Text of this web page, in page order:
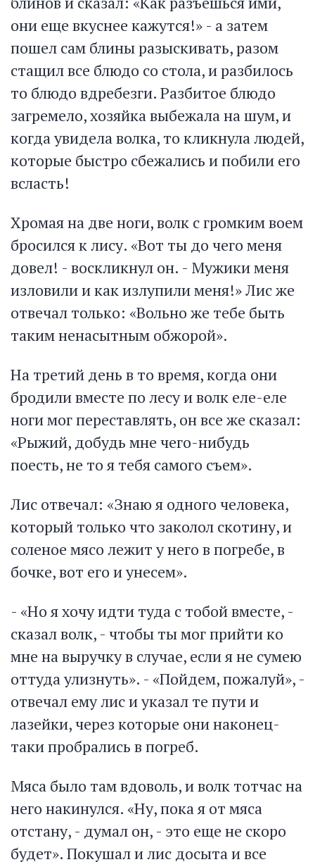
они еще вкуснее кажутся!» - а затем
пошел сам блины разыскивать, разом
стащил все блюдо со стола, и разбилось
то блюдо вдребезги. Разбитое блюдо
загремело, хозяйка выбежала на шум, и
когда увидела волка, то кликнула людей,
которые быстро сбежались и побили его
всласть!
Хромая на две ноги, волк с громким воем
бросился к лису. «Вот ты до чего меня
довел! - воскликнул он. - Мужики меня
изловили и как излупили меня!» Лис же
отвечал только: «Вольно же тебе быть
таким ненасытным обжорой».
На третий день в то время, когда они
бродили вместе по лесу и волк еле-еле
ноги мог переставлять, он все же сказал:
«Рыжий, добудь мне чего-нибудь
поесть, не то я тебя самого съем».
Лис отвечал: «Знаю я одного человека,
который только что заколол скотину, и
соленое мясо лежит у него в погребе, в
бочке, вот его и унесем».
- «Но я хочу идти туда с тобой вместе, -
сказал волк, - чтобы ты мог прийти ко
мне на выручку в случае, если я не сумею
оттуда улизнуть». - «Пойдем, пожалуй», -
отвечал ему лис и указал те пути и
лазейки, через которые они наконец-
таки пробрались в погреб.
Мяса было там вдоволь, и волк тотчас на
него накинулся. «Ну, пока я от мяса
отстану, - думал он, - это еще не скоро
будет». Покушал и лис досыта и все